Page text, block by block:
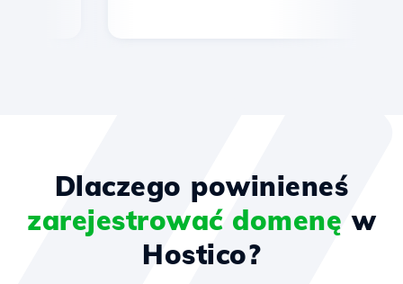
Dlaczego powinieneś
zarejestrować domenę w
Hostico?